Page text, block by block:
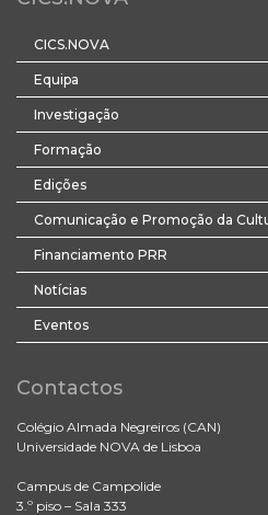
CICS.NOVA
Equipa
Investigação
Formação
Edições
Comunicação e Promoção da
Financiamento PRR
Notícias
Eventos
Contactos
Colégio Almada Negreiros (CAN)
Universidade NOVA de Lisboa
Campus de Campolide
3.º piso – Sala 333